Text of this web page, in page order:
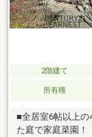
2階建て
所有権
■全居室6帖以上の
た庭で家庭菜園！